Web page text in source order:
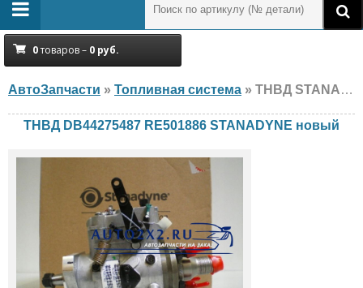
0товаров – 0 руб.
АвтоЗапчасти » Топливная система » ТНВД STANADYNE DB44275487 RE501886 Renault, John Deere, новый
ТНВД DB44275487 RE501886 STANADYNE новый